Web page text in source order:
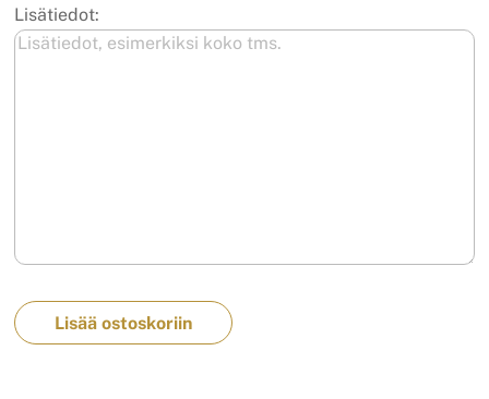
Lisätiedot:
Lisää ostoskoriin